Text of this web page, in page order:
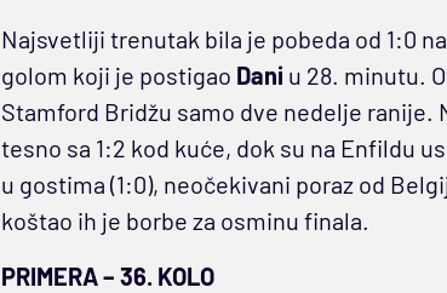
Najsvetliji trenutak bila je pobeda od 1:0
golom koji je postigao Dani u 28. minutu.
Stamford Bridžu samo dve nedelje
tesno sa 1:2 kod kuće, dok su na Enfildu
u gostima (1:0), neočekivani poraz od
koštao ih je borbe za osminu finala.
PRIMERA – 36. KOLO